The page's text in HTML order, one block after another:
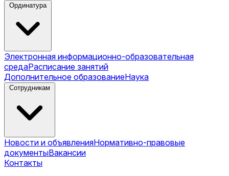
Ординатура
Электронная информационно-образовательная
средаРасписание занятий
Дополнительное образованиеНаука
Сотрудникам
Новости и объявленияНормативно-правовые
документыВакансии
Контакты